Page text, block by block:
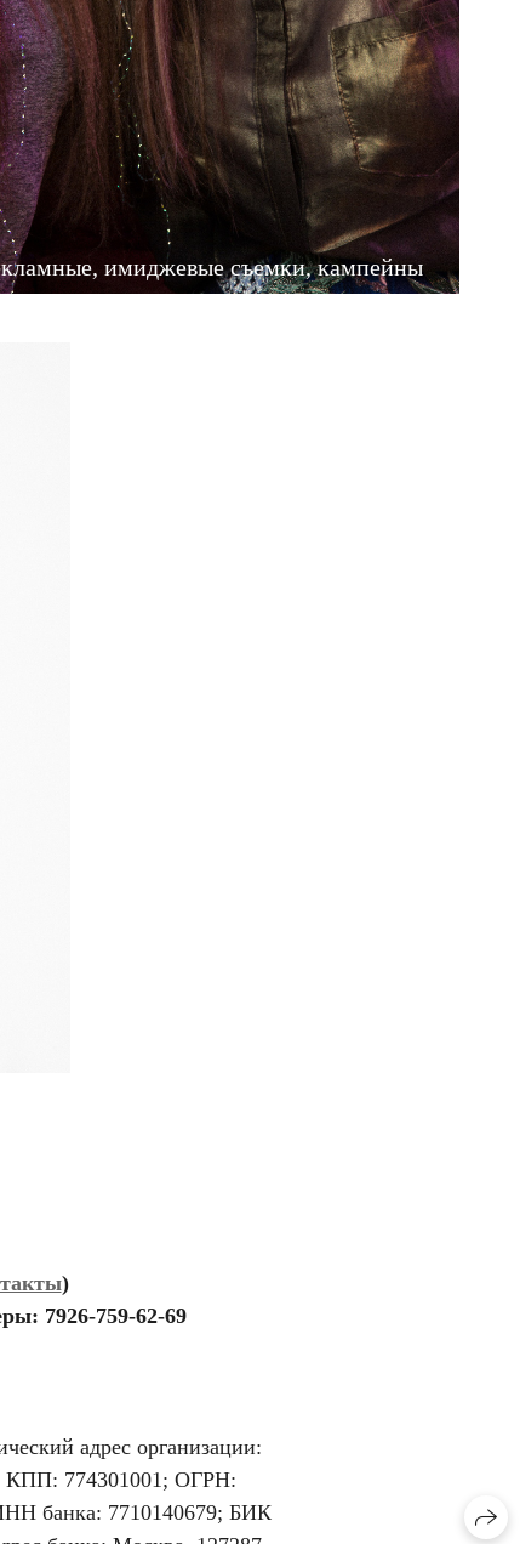
имиджевые съемки, кампейны
)
7926-759-62-69
адрес организации:
774301001; ОГРН:
банка: 7710140679; БИК